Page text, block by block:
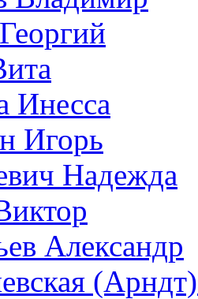
Инесса
Игорь
Надежда
Александр